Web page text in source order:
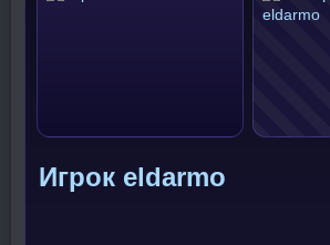
Игрок eldarmo